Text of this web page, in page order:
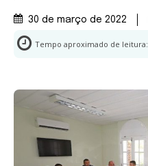
30 de março de 2022
Tempo aproximado de leitura: